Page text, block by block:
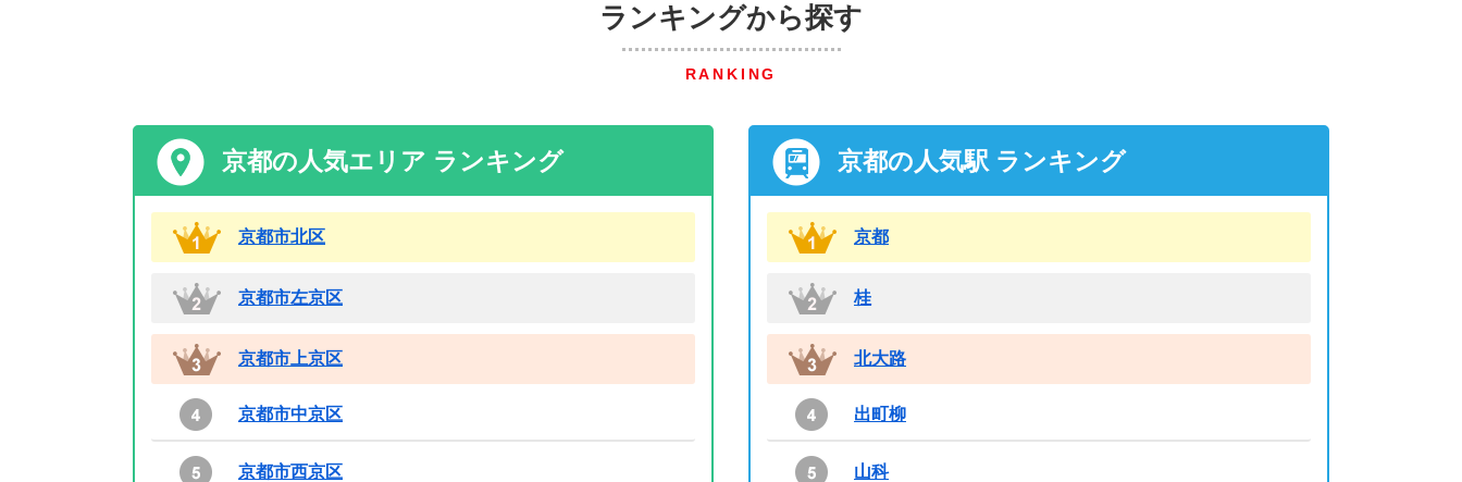
ランキングから探す
RANKING
京都の人気エリア ランキング
京都市北区
京都市左京区
京都市上京区
京都市中京区
京都市西京区
京都の人気駅 ランキング
京都
桂
北大路
出町柳
山科